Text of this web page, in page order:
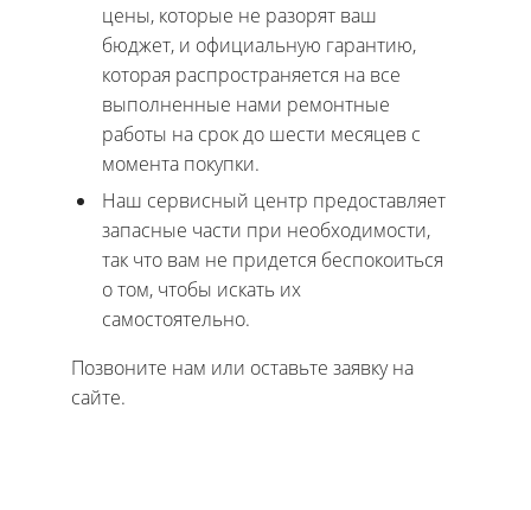
цены, которые не разорят ваш
бюджет, и официальную гарантию,
которая распространяется на все
выполненные нами ремонтные
работы на срок до шести месяцев с
момента покупки.
Наш сервисный центр предоставляет
запасные части при необходимости,
так что вам не придется беспокоиться
о том, чтобы искать их
самостоятельно.
Позвоните нам или оставьте заявку на
сайте.